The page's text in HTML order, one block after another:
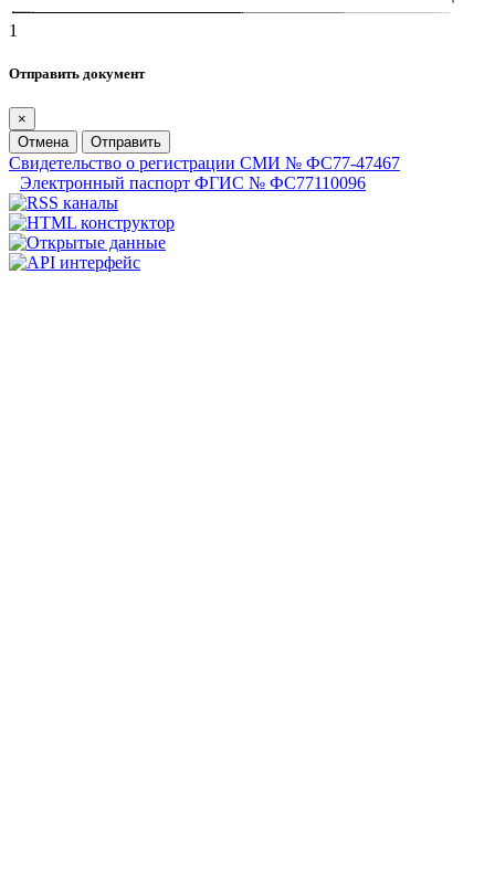
1
Отправить документ
×
Отмена
Отправить
Свидетельство о регистрации СМИ № ФС77-47467
Электронный паспорт ФГИС № ФС77110096